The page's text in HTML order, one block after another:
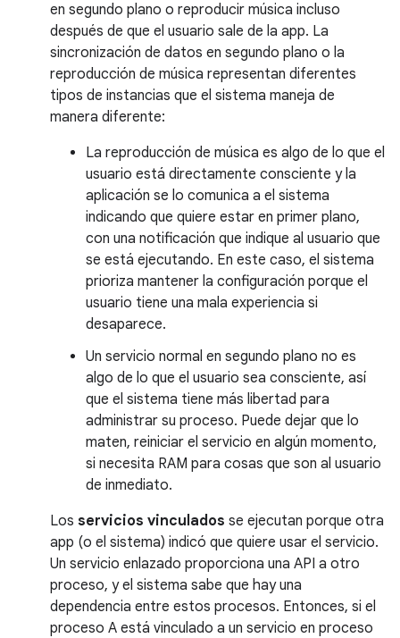
en segundo plano o reproducir música incluso
después de que el usuario sale de la app. La
sincronización de datos en segundo plano o la
reproducción de música representan diferentes
tipos de instancias que el sistema maneja de
manera diferente:
La reproducción de música es algo de lo que el
usuario está directamente consciente y la
aplicación se lo comunica a el sistema
indicando que quiere estar en primer plano,
con una notificación que indique al usuario que
se está ejecutando. En este caso, el sistema
prioriza mantener la configuración porque el
usuario tiene una mala experiencia si
desaparece.
Un servicio normal en segundo plano no es
algo de lo que el usuario sea consciente, así
que el sistema tiene más libertad para
administrar su proceso. Puede dejar que lo
maten, reiniciar el servicio en algún momento,
si necesita RAM para cosas que son al usuario
de inmediato.
Los servicios vinculados se ejecutan porque otra
app (o el sistema) indicó que quiere usar el servicio.
Un servicio enlazado proporciona una API a otro
proceso, y el sistema sabe que hay una
dependencia entre estos procesos. Entonces, si el
proceso A está vinculado a un servicio en proceso